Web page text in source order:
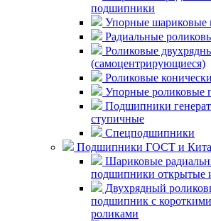
подшипники
Упорные шариковые
Радиальные
Роликовые
(самоцентрирующиеся)
Роликовые
Упорные роликовые
Подшипники
ступичные
Спецподшипники
Подшипники ГОСТ и
Шариковые
подшипники открытые
Двухрядный
подшипник с
роликами